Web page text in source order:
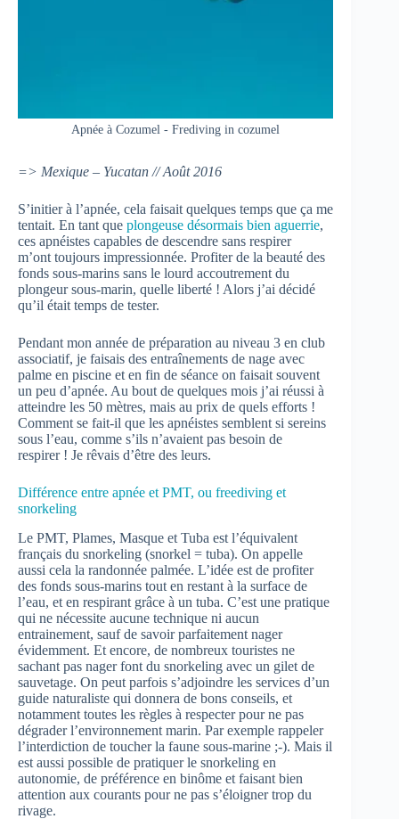
Apnée à Cozumel - Frediving in cozumel
=> Mexique – Yucatan // Août 2016
S’initier à l’apnée, cela faisait quelques temps que ça me
tentait. En tant que plongeuse désormais bien aguerrie,
ces apnéistes capables de descendre sans respirer
m’ont toujours impressionnée. Profiter de la beauté des
fonds sous-marins sans le lourd accoutrement du
plongeur sous-marin, quelle liberté ! Alors j’ai décidé
qu’il était temps de tester.
Pendant mon année de préparation au niveau 3 en club
associatif, je faisais des entraînements de nage avec
palme en piscine et en fin de séance on faisait souvent
un peu d’apnée. Au bout de quelques mois j’ai réussi à
atteindre les 50 mètres, mais au prix de quels efforts !
Comment se fait-il que les apnéistes semblent si sereins
sous l’eau, comme s’ils n’avaient pas besoin de
respirer ! Je rêvais d’être des leurs.
Différence entre apnée et PMT, ou freediving et
snorkeling
Le PMT, Plames, Masque et Tuba est l’équivalent
français du snorkeling (snorkel = tuba). On appelle
aussi cela la randonnée palmée. L’idée est de profiter
des fonds sous-marins tout en restant à la surface de
l’eau, et en respirant grâce à un tuba. C’est une pratique
qui ne nécessite aucune technique ni aucun
entrainement, sauf de savoir parfaitement nager
évidemment. Et encore, de nombreux touristes ne
sachant pas nager font du snorkeling avec un gilet de
sauvetage. On peut parfois s’adjoindre les services d’un
guide naturaliste qui donnera de bons conseils, et
notamment toutes les règles à respecter pour ne pas
dégrader l’environnement marin. Par exemple rappeler
l’interdiction de toucher la faune sous-marine ;-). Mais il
est aussi possible de pratiquer le snorkeling en
autonomie, de préférence en binôme et faisant bien
attention aux courants pour ne pas s’éloigner trop du
rivage.